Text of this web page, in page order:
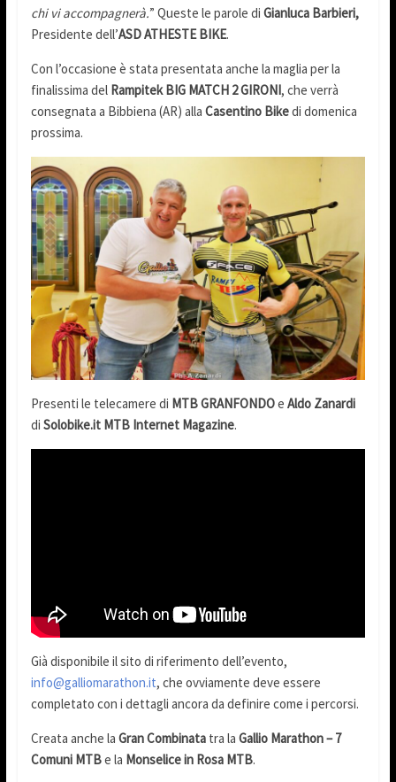
chi vi accompagnerà.” Queste le parole di Gianluca Barbieri,
Presidente dell’ASD ATHESTE BIKE.
Con l’occasione è stata presentata anche la maglia per la
finalissima del Rampitek BIG MATCH 2 GIRONI, che verrà
consegnata a Bibbiena (AR) alla Casentino Bikedi domenica
prossima.
Presenti le telecamere di MTB GRANFONDOe Aldo Zanardi
di Solobike.it MTB Internet Magazine.
Già disponibile il sito di riferimento dell’evento,
info@galliomarathon.it, che ovviamente deve essere
completato con i dettagli ancora da definire come i percorsi.
Creata anche la Gran Combinatatra la Gallio Marathon – 7
Comuni MTBe la Monselice in Rosa MTB.